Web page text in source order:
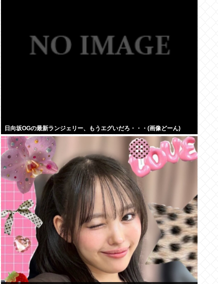
日向坂OGの最新ランジェリー、もうエグいだろ・・・(画像どーん)